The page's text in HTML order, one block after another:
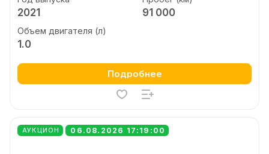
2021 91 000
Объем двигателя (л)
1.0
Подробнее
АУКЦИОН 06.08.2026 17:19:00